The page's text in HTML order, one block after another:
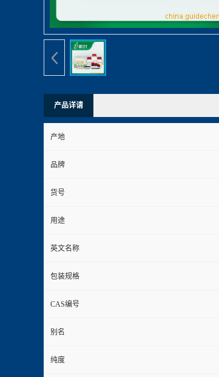
产品详请
产地
品牌
货号
用途
英文名称
包装规格
CAS编号
别名
纯度